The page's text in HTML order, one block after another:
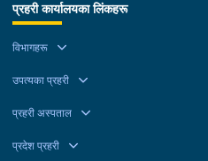
प्रहरी कार्यालयका लिंकहरू
विभागहरू
उपत्यका प्रहरी
प्रहरी अस्पताल
प्रदेश प्रहरी